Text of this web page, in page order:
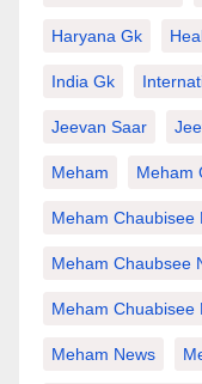
Haryana Gk
India Gk
Jeevan Saar
Meham Meham
Meham Chaubisee
Meham Chaubsee
Meham Chuabisee
Meham News